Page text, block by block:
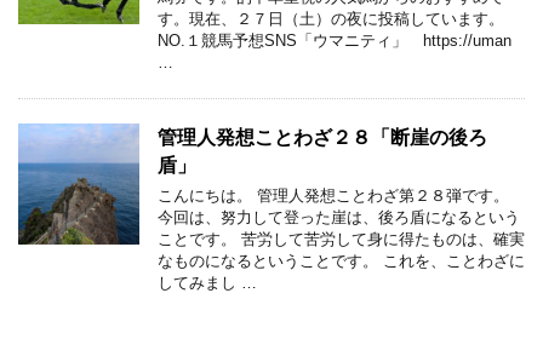
す。現在、２７日（土）の夜に投稿しています。
NO.１競馬予想SNS「ウマニティ」 https://uman
…
管理人発想ことわざ２８「断崖の後ろ
盾」
こんにちは。 管理人発想ことわざ第２８弾です。
今回は、努力して登った崖は、後ろ盾になるという
ことです。 苦労して苦労して身に得たものは、確実
なものになるということです。 これを、ことわざに
してみまし …